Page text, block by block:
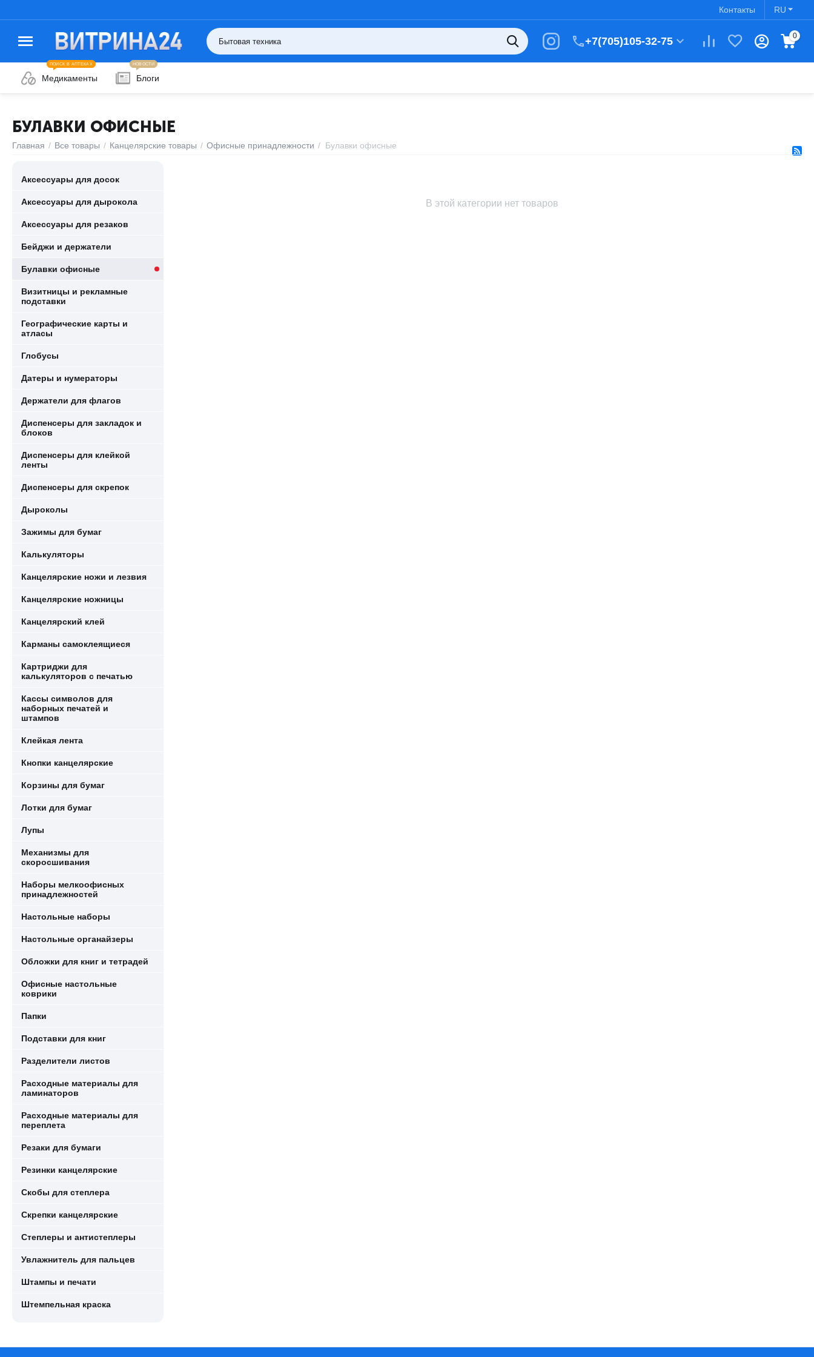
RU
Контакты
+7(705)105-32-75 0
Медикаменты
ПОИСК В АПТЕКАХ
Блоги
НОВОСТИ
БУЛАВКИ ОФИСНЫЕ
Главная / Все товары / Канцелярские товары / Офисные принадлежности / Булавки офисные
В этой категории нет товаров
Аксессуары для досок
Аксессуары для дырокола
Аксессуары для резаков
Бейджи и держатели
Булавки офисные
Визитницы и рекламные
подставки
Географические карты и
атласы
Глобусы
Датеры и нумераторы
Держатели для флагов
Диспенсеры для закладок и
блоков
Диспенсеры для клейкой
ленты
Диспенсеры для скрепок
Дыроколы
Зажимы для бумаг
Калькуляторы
Канцелярские ножи и лезвия
Канцелярские ножницы
Канцелярский клей
Карманы самоклеящиеся
Картриджи для
калькуляторов с печатью
Кассы символов для
наборных печатей и
штампов
Клейкая лента
Кнопки канцелярские
Корзины для бумаг
Лотки для бумаг
Лупы
Механизмы для
скоросшивания
Наборы мелкоофисных
принадлежностей
Настольные наборы
Настольные органайзеры
Обложки для книг и тетрадей
Офисные настольные
коврики
Папки
Подставки для книг
Разделители листов
Расходные материалы для
ламинаторов
Расходные материалы для
переплета
Резаки для бумаги
Резинки канцелярские
Скобы для степлера
Скрепки канцелярские
Степлеры и антистеплеры
Увлажнитель для пальцев
Штампы и печати
Штемпельная краска